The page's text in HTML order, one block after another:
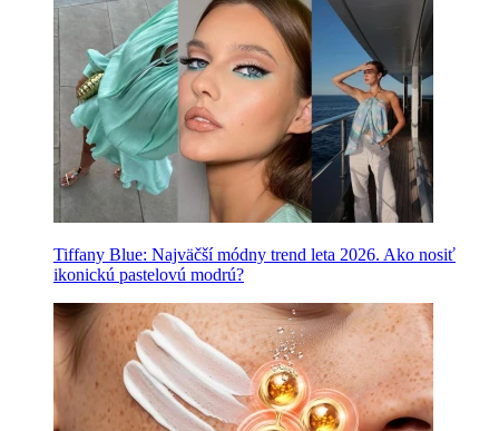
Tiffany Blue: Najväčší módny trend leta 2026. Ako nosiť
ikonickú pastelovú modrú?